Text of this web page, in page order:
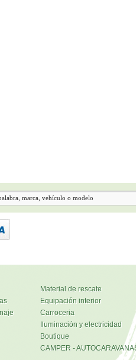
Material de rescate
Equipación interior
Carroceria
Iluminación y electricidad
Boutique
CAMPER -